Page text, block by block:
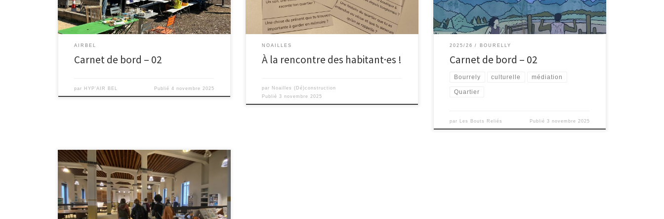
envies. Le […]
AIRBEL
Carnet de bord – 02
par HYP’AIR BEL Publié 4 novembre 2025
de Noailles. On se […]
NOAILLES
À la rencontre des habitant·es !
par Noailles (Dé)construction
Publié3 novembre 2025
commun), les religions et les croyances (relations inter
religions, […]
2025/26 BOURELLY
Carnet de bord – 02
Bourrely culturelle médiation
Quartier
par Les Bouts Reliés Publié 3 novembre 2025
Lundi 22 octobre matin, nous avions rendez-vous aux
archives municipales de Marseille avec l’équipe des
archives et Paroles Vives pour parler archives et
archivage. Nous avons été accueilli par Olivier Muth,
directeur des archives municipales de Marseille, pour